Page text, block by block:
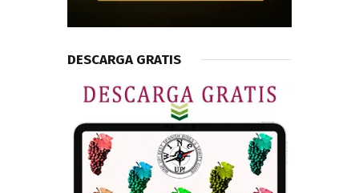
DESCARGA GRATIS